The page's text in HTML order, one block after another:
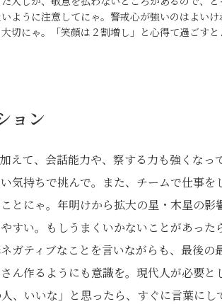
ように注意してにゃ。警戒心が強いのはよい
切にゃ。「笑顔は２割増し」と心得て過ごすと
ョン
えて、会話能力や、察する力も強くなっ
気持ちで挑んで。また、チームで仕事
とにゃ。年明けから拡大の星・木星の影
すい。もしうまくいかないことがあった
ガティブなことを言いながらも、最後
ん作るようにも意識を。現代人が必要と
、いいな」と思ったら、すぐに言葉に